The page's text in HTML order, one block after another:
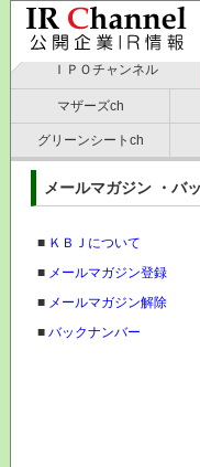
ＩＰＯチャンネル
マザーズch
グリーンシートch
メールマガジン ・
■ ＫＢＪについて
■ メールマガジン登録
■ メールマガジン解除
■ バックナンバー